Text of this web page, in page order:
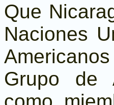
Que
Naciones
Grupo de